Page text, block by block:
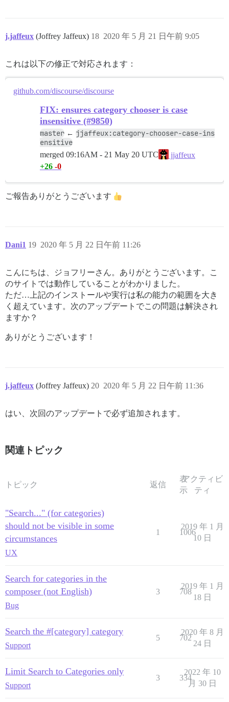
j.jaffeux (Joffrey Jaffeux) 2020 年 5 月 21 日午前 9:05
18
これは以下の修正で対応されます：
github.com/discourse/discourse
FIX: ensures category chooser is case
insensitive (#9850)
master ← jjaffeux:category-chooser-case-ins
ensitive
merged 09:16AM - 21 May 20 UTC
jjaffeux
+26 -0
ご報告ありがとうございます
Dani1 2020 年 5 月 22 日午前 11:26
19
こんにちは、ジョフリーさん。ありがとうございます。こ
のサイトでは動作していることがわかりました。
ただ…上記のインストールや実行は私の能力の範囲を大き
く超えています。次のアップデートでこの問題は解決され
ますか？
ありがとうございます！
j.jaffeux (Joffrey Jaffeux) 2020 年 5 月 22 日午前 11:36
20
はい、次回のアップデートで必ず追加されます。
関連トピック
トピック 返信
表
示
アクティビ
ティ
"Search..." (for categories)
should not be visible in some
circumstances
UX
1 1006
2019 年 1 月
10 日
Search for categories in the
composer (not English)
Bug
3 708
2019 年 1 月
18 日
Search the #[category] category
Support
5 702
2020 年 8 月
24 日
Limit Search to Categories only
Support
3 334
2022 年 10
月 30 日